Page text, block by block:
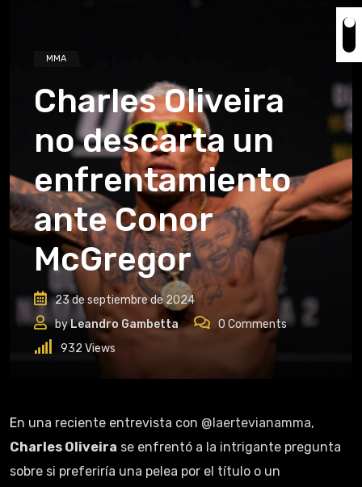
MMA
Charles Oliveira
no descarta un
enfrentamiento
ante Conor
McGregor
23 de septiembre de 2024
byLeandro Gambetta 0 Comments
932 Views
En una reciente entrevista con @laertevianamma,
Charles Oliveira se enfrentó a la intrigante pregunta
sobre si preferiría una pelea por el título o un